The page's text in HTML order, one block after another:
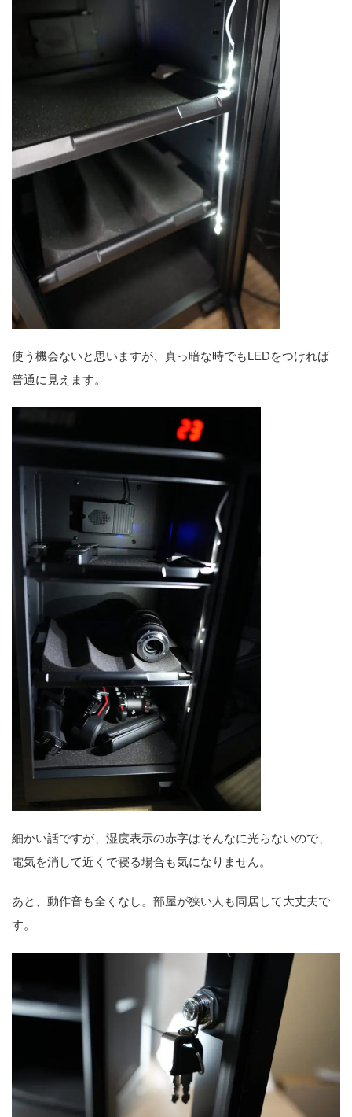
使う機会ないと思いますが、真っ暗な時でもLEDをつければ
普通に見えます。
細かい話ですが、湿度表示の赤字はそんなに光らないので、
電気を消して近くで寝る場合も気になりません。
あと、動作音も全くなし。部屋が狭い人も同居して大丈夫で
す。